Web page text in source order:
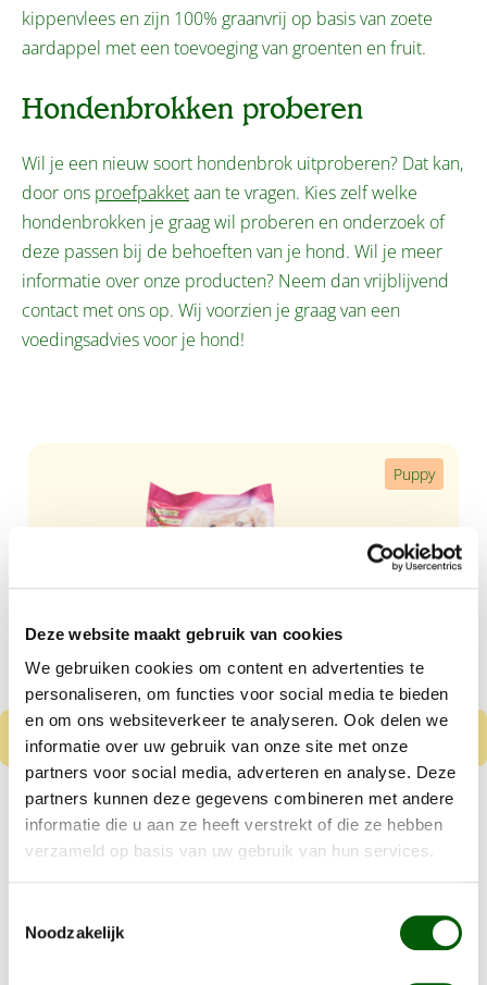
Deze website maakt gebruik van cookies
We gebruiken cookies om content en advertenties te
personaliseren, om functies voor social media te bieden
en om ons websiteverkeer te analyseren. Ook delen we
informatie over uw gebruik van onze site met onze
partners voor social media, adverteren en analyse. Deze
partners kunnen deze gegevens combineren met andere
informatie die u aan ze heeft verstrekt of die ze hebben
verzameld op basis van uw gebruik van hun services.
Noodzakelijk
kippenvlees en zijn 100% graanvrij op basis van zoete
aardappel met een toevoeging van groenten en fruit.
Hondenbrokken proberen
Wil je een nieuw soort hondenbrok uitproberen? Dat kan,
door ons proefpakketaan te vragen. Kies zelf welke
hondenbrokken je graag wil proberen en onderzoek of
deze passen bij de behoeften van je hond. Wil je meer
informatie over onze producten? Neem dan vrijblijvend
contact met ons op. Wij voorzien je graag van een
voedingsadvies voor je hond!
Puppy
Nero Gold Puppy
Kip & Rijst
Kleine tot middelgrote puppy's